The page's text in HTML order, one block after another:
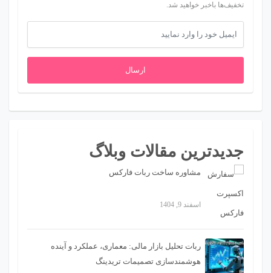
تخفیف‌ها باخبر خواهید شد.
ارسال
جدیدترین مقالات وبلاگ
مشاوره ساخت ربات فارکس
اسفند 9, 1404
ربات تحلیل بازار مالی: معماری، عملکرد و آینده
هوشمندسازی تصمیمات تریدینگ